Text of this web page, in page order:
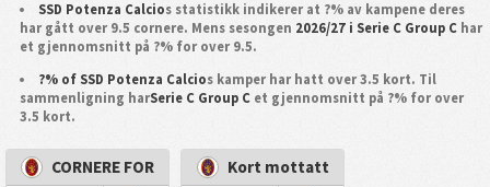
SSD Potenza Calcios statistikk indikerer at ?% av kampene deres
har gått over 9.5 cornere. Mens sesongen 2026/27 i Serie C Group Char
et gjennomsnitt på ?% for over 9.5.
?% of SSD Potenza Calcios kamper har hatt over 3.5 kort. Til
sammenligning harSerie C Group Cet gjennomsnitt på ?% for over
3.5 kort.
CORNERE FOR Kort mottatt